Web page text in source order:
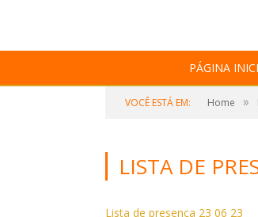
PÁGINA
VOCÊ ESTÁ EM: Home »
LISTA DE
Lista de presença 23 06 23